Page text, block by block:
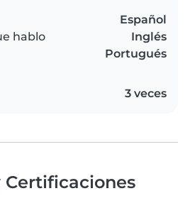
hablo
Español
Inglés
Portugués
3 veces
Certificaciones